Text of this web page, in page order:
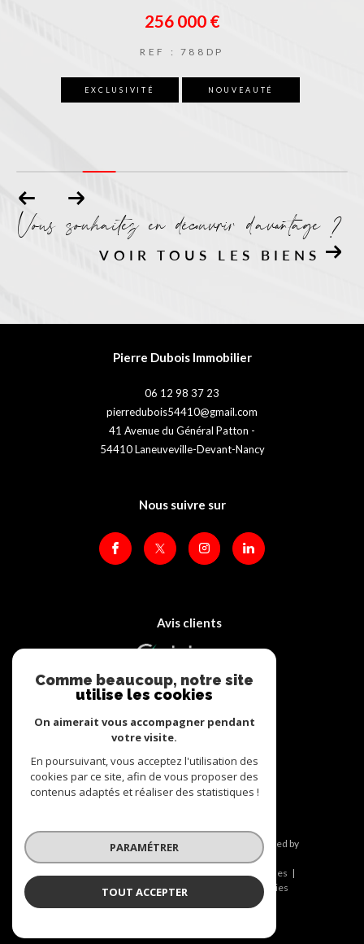
256 000 €
REF : 788DP
EXCLUSIVITÉ NOUVEAUTÉ
Vous souhaitez en découvrir d'avantage ?
VOIR TOUS LES BIENS
Pierre Dubois Immobilier
06 12 98 37 23
pierredubois54410@gmail.com
41 Avenue du Général Patton -
54410 Laneuveville-Devant-Nancy
Nous suivre sur
Avis clients
Adhérents
© 2026 | Tous droits réservés | Traduction powered by
Mentions légales
Admin
Nos liens Politique RGPD Cookies
Comme beaucoup, notre site
utilise les cookies
On aimerait vous accompagner pendant
votre visite.
En poursuivant, vous acceptez l'utilisation des
cookies par ce site, afin de vous proposer des
contenus adaptés et réaliser des statistiques !
PARAMÉTRER
TOUT ACCEPTER